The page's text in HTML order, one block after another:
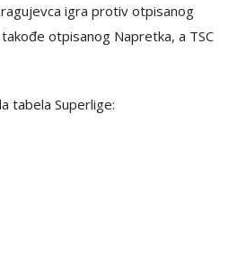
igra protiv otpisanog
otpisanog Napretka, a TSC
tabela Superlige: